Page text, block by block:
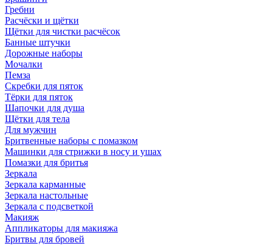
Гребни
Расчёски и щётки
Щётки для чистки расчёсок
Банные штучки
Дорожные наборы
Мочалки
Пемза
Скребки для пяток
Тёрки для пяток
Шапочки для душа
Щётки для тела
Для мужчин
Бритвенные наборы с помазком
Машинки для стрижки в носу и ушах
Помазки для бритья
Зеркала
Зеркала карманные
Зеркала настольные
Зеркала с подсветкой
Макияж
Аппликаторы для макияжа
Бритвы для бровей